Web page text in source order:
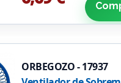
ORBEGOZO - 17937